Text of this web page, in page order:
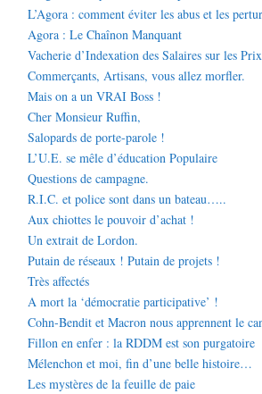
L’Agora : comment éviter les abus et les
Agora : Le Chaînon Manquant
Vacherie d’Indexation des Salaires sur les
Commerçants, Artisans, vous allez morfler.
Mais on a un VRAI Boss !
Cher Monsieur Ruffin,
Salopards de porte-parole !
L’U.E. se mêle d’éducation Populaire
Questions de campagne.
R.I.C. et police sont dans un bateau…..
Aux chiottes le pouvoir d’achat !
Un extrait de Lordon.
Putain de réseaux ! Putain de projets !
Très affectés
A mort la ‘démocratie participative’ !
Cohn-Bendit et Macron nous apprennent le
Fillon en enfer : la RDDM est son purgatoire
Mélenchon et moi, fin d’une belle histoire…
Les mystères de la feuille de paie